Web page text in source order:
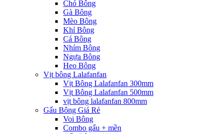
Chó Bông
Gà Bông
Mèo Bông
Khỉ Bông
Cá Bông
Nhím Bông
Ngựa Bông
Heo Bông
Vịt bông Lalafanfan
Vịt Bông Lalafanfan 300mm
Vịt Bông Lalafanfan 500mm
vịt bông lalafanfan 800mm
Gấu Bông Giá Rẻ
Voi Bông
Combo gấu + mền